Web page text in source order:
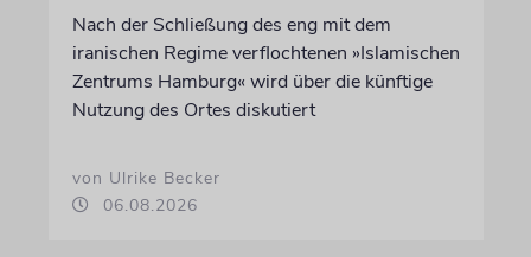
Nach der Schließung des eng mit dem
iranischen Regime verflochtenen »Islamischen
Zentrums Hamburg« wird über die künftige
Nutzung des Ortes diskutiert
von Ulrike Becker
06.08.2026